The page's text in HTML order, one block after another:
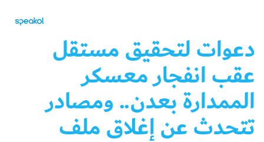
دعوات لتحقيق مستقل
عقب انفجار معسكر
الممدارة بعدن.. ومصادر
تتحدث عن إغلاق ملف